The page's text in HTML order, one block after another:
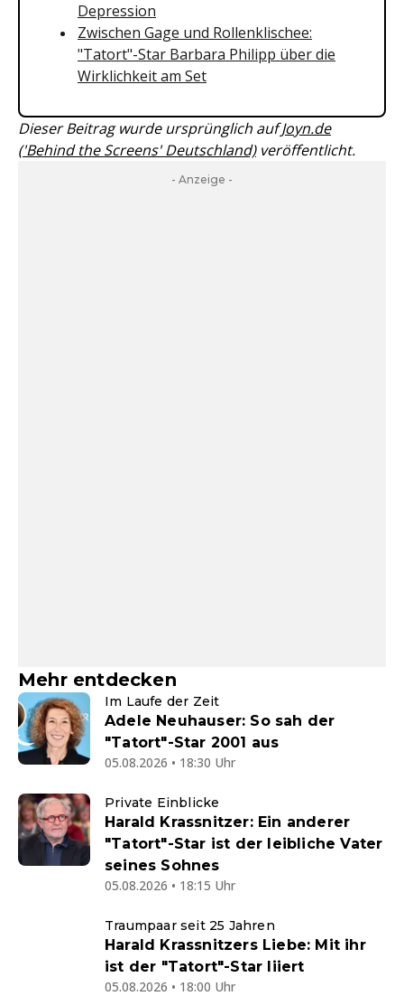
Depression
Zwischen Gage und Rollenklischee:
"Tatort"-Star Barbara Philipp über die
Wirklichkeit am Set
Dieser Beitrag wurde ursprünglich aufJoyn.de
('Behind the Screens' Deutschland)veröffentlicht.
- Anzeige -
Mehr entdecken
Im Laufe der Zeit
Adele Neuhauser: So sah der
"Tatort"-Star 2001 aus
05.08.2026 • 18:30 Uhr
Private Einblicke
Harald Krassnitzer: Ein anderer
"Tatort"-Star ist der leibliche Vater
seines Sohnes
05.08.2026 • 18:15 Uhr
Traumpaar seit 25 Jahren
Harald Krassnitzers Liebe: Mit ihr
ist der "Tatort"-Star liiert
05.08.2026 • 18:00 Uhr